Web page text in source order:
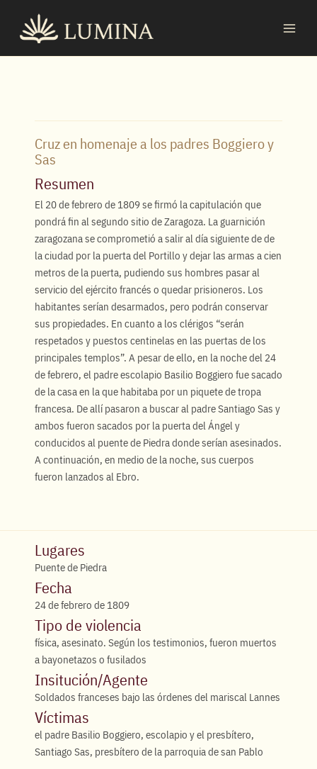
contenido
Cruz en homenaje a los padres Boggiero y
Sas
Resumen
El 20 de febrero de 1809 se firmó la capitulación que
pondrá fin al segundo sitio de Zaragoza. La guarnición
zaragozana se comprometió a salir al día siguiente de de
la ciudad por la puerta del Portillo y dejar las armas a cien
metros de la puerta, pudiendo sus hombres pasar al
servicio del ejército francés o quedar prisioneros. Los
habitantes serían desarmados, pero podrán conservar
sus propiedades. En cuanto a los clérigos “serán
respetados y puestos centinelas en las puertas de los
principales templos”. A pesar de ello, en la noche del 24
de febrero, el padre escolapio Basilio Boggiero fue sacado
de la casa en la que habitaba por un piquete de tropa
francesa. De allí pasaron a buscar al padre Santiago Sas y
ambos fueron sacados por la puerta del Ángel y
conducidos al puente de Piedra donde serían asesinados.
A continuación, en medio de la noche, sus cuerpos
fueron lanzados al Ebro.
Lugares
Puente de Piedra
Fecha
24 de febrero de 1809
Tipo de violencia
física, asesinato. Según los testimonios, fueron muertos
a bayonetazos o fusilados
Insitución/Agente
Soldados franceses bajo las órdenes del mariscal Lannes
Víctimas
el padre Basilio Boggiero, escolapio y el presbítero,
Santiago Sas, presbítero de la parroquia de san Pablo